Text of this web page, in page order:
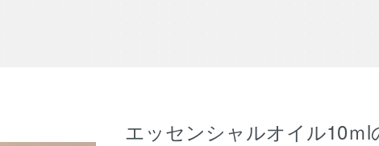
エッセンシャルオイル10ｍl